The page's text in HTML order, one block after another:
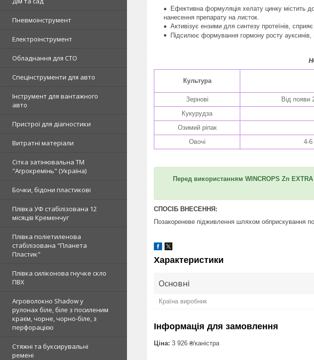
Пневмоінструмент
Електроінструмент
Обладнання для СТО
Спецінструменти для авто
Інструмент для вантажного
авто
Пристрої для діагностики
Витратні матеріали
Сітка затінювальна ТМ
"Агрокремінь" (Україна)
Бочки, бідони пластикові
Плівка УФ стабілізована 12
місяців Кременчуг
Плівка поліетиленова
стабілізована "Планета
Пластик"
Плівка силіконова гнучке скло
ПВХ
Агроволокно Shadow у
рулонах біле, біле з посиленим
краєм, чорне, чорно-біле, з
перфорацією
Стяжні та буксирувальні
ремені
Ефективна формуляція хелату цинку містить
нанесення препарату на листок.
Активізує ензими для синтезу протеїнів,
Підсилює формування гормону росту ауксинів,
Культура
Зернові
Від появи
Кукурудза
Озимий ріпак
Овочі
4-6
Перед використанням WINCROPS Zn EXTRA
СПОСІБ ВНЕСЕННЯ:
Позакореневе підживлення шляхом обприскування
Характеристики
Основні
Країна виробник
Інформація для замовлення
Ціна: 3 926 ₴/каністра